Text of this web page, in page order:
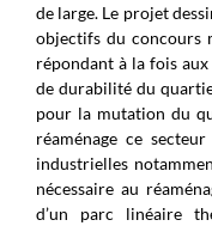
de large​. Le projet
objectifs ​du concours
répondant à la fois
de durabilité du
pour la mutation ​du​
réaménage ce
industrielles
nécessaire au
d’un parc linéaire